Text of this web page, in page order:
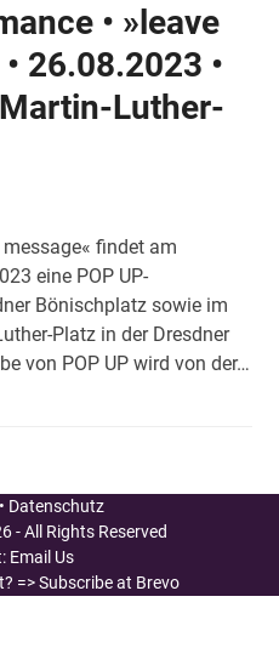
• »leave
26.08.2023 •
Luther-
findet am
eine POP UP-
Bönischplatz sowie im
Platz in der Dresdner
von POP UP wird von der…
• Datenschutz
- All Rights Reserved
Email Us
=> Subscribe at Brevo